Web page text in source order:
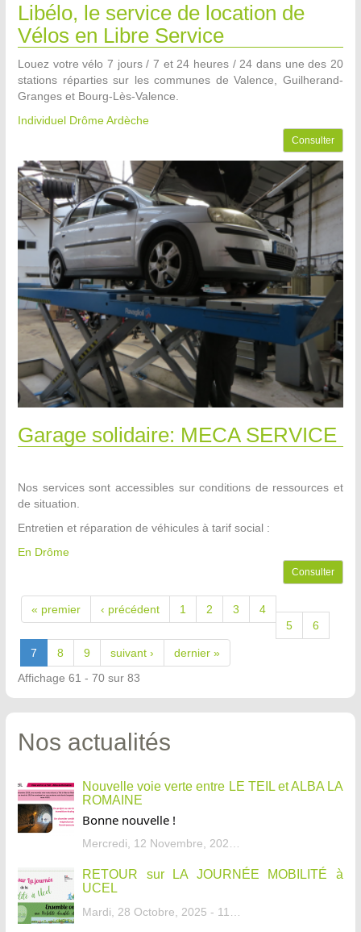
Libélo, le service de location de
Vélos en Libre Service
Louez votre vélo 7 jours / 7 et 24 heures / 24 dans une des 20
stations réparties sur les communes de Valence, Guilherand-
Granges et Bourg-Lès-Valence.
Individuel Drôme Ardèche
Consulter
Garage solidaire: MECA SERVICE
Nos services sont accessibles sur conditions de ressources et
de situation.
Entretien et réparation de véhicules à tarif social :
En Drôme
Consulter
« premier ‹ précédent 1 2 3
4
5
6
7 8 9 suivant ›
dernier »
Affichage 61 - 70 sur 83
Nos actualités
Nouvelle voie verte entre LE TEIL et ALBA LA
ROMAINE
Bonne nouvelle !
Mercredi, 12 Novembre, 2025 - 13:34
RETOUR sur LA JOURNÉE MOBILITÉ à
UCEL
Mardi, 28 Octobre, 2025 - 11:46